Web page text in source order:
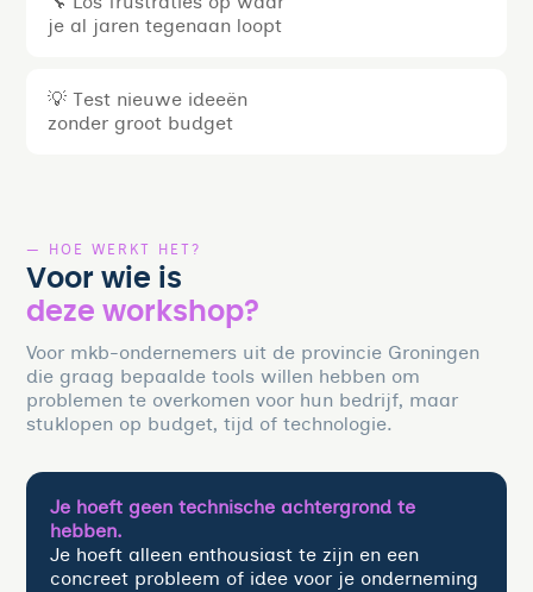
je al jaren tegenaan loopt
💡 Test nieuwe ideeën
zonder groot budget
— HOE WERKT HET?
Voor wie is
deze workshop?
Voor mkb-ondernemers uit de provincie Groningen
die graag bepaalde tools willen hebben om
problemen te overkomen voor hun bedrijf, maar
stuklopen op budget, tijd of technologie.
Je hoeft geen technische achtergrond te
hebben.
Je hoeft alleen enthousiast te zijn en een
concreet probleem of idee voor je onderneming